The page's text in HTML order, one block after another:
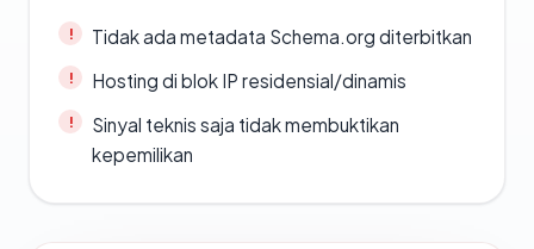
Tidak ada metadata Schema.org diterbitkan
Hosting di blok IP residensial/dinamis
Sinyal teknis saja tidak membuktikan
kepemilikan